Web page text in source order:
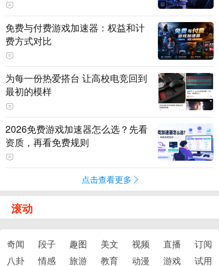
免费与付费游戏加速器：权益和计
费方式对比
为每一份热爱搭台 让高校电竞回到
最初的模样
2026免费游戏加速器怎么选？先看
资质，再看免费规则
点击查看更多
滚动
奇闻 段子 趣图 美文 视频 直播
订阅
八卦
情感 旅游 教育 动漫 游戏 试用